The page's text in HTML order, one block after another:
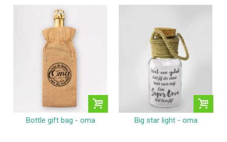
Bottle gift bag - oma Big star light - oma